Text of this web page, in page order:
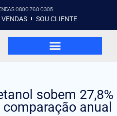
0800 760 0305
SOU CLIENTE
sobem 27,8%
anual